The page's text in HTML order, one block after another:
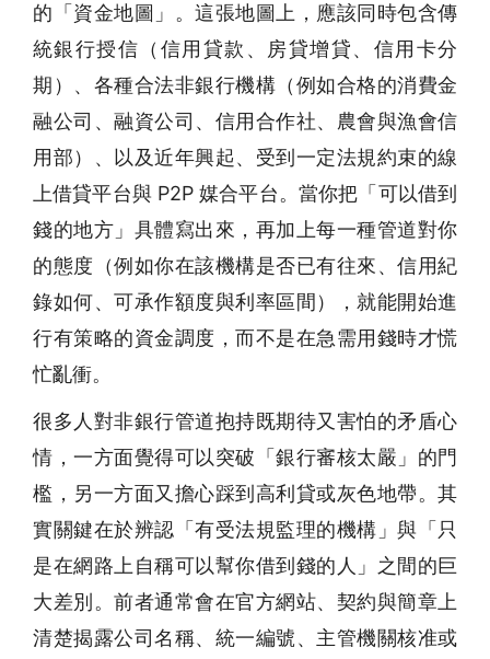
的「資金地圖」。這張地圖上，應該同時包含傳
統銀行授信（信用貸款、房貸增貸、信用卡分
期）、各種合法非銀行機構（例如合格的消費金
融公司、融資公司、信用合作社、農會與漁會信
用部）、以及近年興起、受到一定法規約束的線
上借貸平台與 P2P 媒合平台。當你把「可以借到
錢的地方」具體寫出來，再加上每一種管道對你
的態度（例如你在該機構是否已有往來、信用紀
錄如何、可承作額度與利率區間），就能開始進
行有策略的資金調度，而不是在急需用錢時才慌
忙亂衝。
很多人對非銀行管道抱持既期待又害怕的矛盾心
情，一方面覺得可以突破「銀行審核太嚴」的門
檻，另一方面又擔心踩到高利貸或灰色地帶。其
實關鍵在於辨認「有受法規監理的機構」與「只
是在網路上自稱可以幫你借到錢的人」之間的巨
大差別。前者通常會在官方網站、契約與簡章上
清楚揭露公司名稱、統一編號、主管機關核准或